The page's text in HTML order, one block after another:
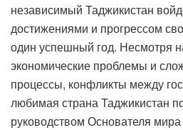
независимый Таджикистан
достижениями и прогрессом
один успешный год. Несмотря
экономические проблемы и
процессы, конфликты между
любимая страна Таджикистан
руководством Основателя